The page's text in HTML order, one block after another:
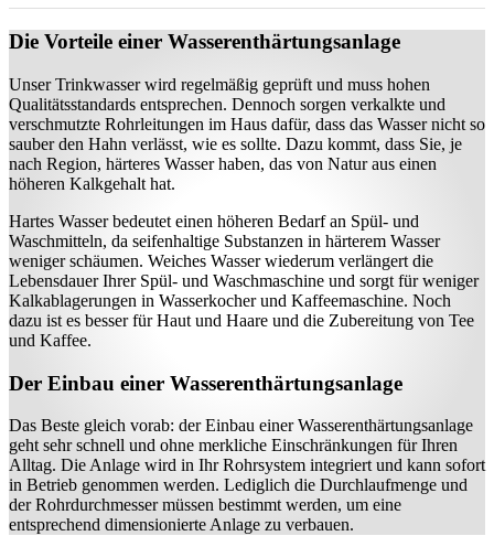
Die Vorteile einer Wasserenthärtungsanlage
Unser Trinkwasser wird regelmäßig geprüft und muss hohen
Qualitätsstandards entsprechen. Dennoch sorgen verkalkte und
verschmutzte Rohrleitungen im Haus dafür, dass das Wasser nicht so
sauber den Hahn verlässt, wie es sollte. Dazu kommt, dass Sie, je
nach Region, härteres Wasser haben, das von Natur aus einen
höheren Kalkgehalt hat.
Hartes Wasser bedeutet einen höheren Bedarf an Spül- und
Waschmitteln, da seifenhaltige Substanzen in härterem Wasser
weniger schäumen. Weiches Wasser wiederum verlängert die
Lebensdauer Ihrer Spül- und Waschmaschine und sorgt für weniger
Kalkablagerungen in Wasserkocher und Kaffeemaschine. Noch
dazu ist es besser für Haut und Haare und die Zubereitung von Tee
und Kaffee.
Der Einbau einer Wasserenthärtungsanlage
Das Beste gleich vorab: der Einbau einer Wasserenthärtungsanlage
geht sehr schnell und ohne merkliche Einschränkungen für Ihren
Alltag. Die Anlage wird in Ihr Rohrsystem integriert und kann sofort
in Betrieb genommen werden. Lediglich die Durchlaufmenge und
der Rohrdurchmesser müssen bestimmt werden, um eine
entsprechend dimensionierte Anlage zu verbauen.